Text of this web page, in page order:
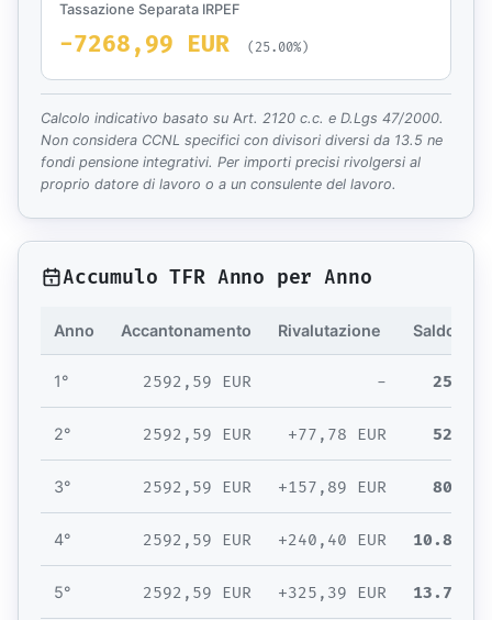
Tassazione Separata IRPEF
-7268,99 EUR (25.00%)
Calcolo indicativo basato su Art. 2120 c.c. e D.Lgs 47/2000.
Non considera CCNL specifici con divisori diversi da 13.5 ne
fondi pensione integrativi. Per importi precisi rivolgersi al
proprio datore di lavoro o a un consulente del lavoro.
Accumulo TFR Anno per Anno
Anno Accantonamento Rivalutazione Saldo TFR
1° 2592,59 EUR -
2° 2592,59 EUR +77,78 EUR
3° 2592,59 EUR +157,89 EUR
4° 2592,59 EUR +240,40 EUR
5° 2592,59 EUR +325,39 EUR